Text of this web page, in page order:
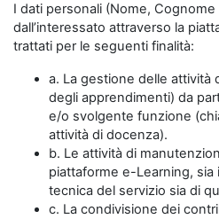
I dati personali (Nome, Cognome
dall’interessato attraverso la
trattati per le seguenti finalità:
a. La gestione delle attività
degli apprendimenti) da
e/o svolgente funzione
attività di docenza).
b. Le attività di
piattaforme e-Learning, sia
tecnica del servizio sia di
c. La condivisione dei